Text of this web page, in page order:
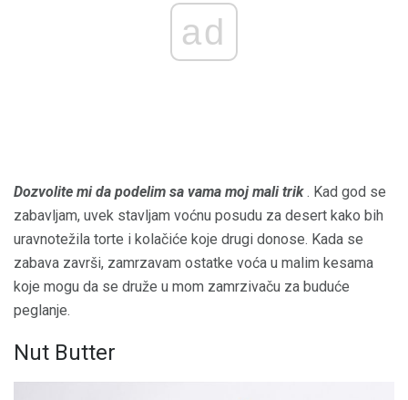
ad
Dozvolite mi da podelim sa vama moj mali trik. Kad god se
zabavljam, uvek stavljam voćnu posudu za desert kako bih
uravnotežila torte i kolačiće koje drugi donose. Kada se
zabava završi, zamrzavam ostatke voća u malim kesama
koje mogu da se druže u mom zamrzivaču za buduće
peglanje.
Nut Butter